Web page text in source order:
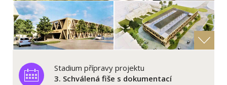
Stadium přípravy projektu
3. Schválená fiše s dokumentací